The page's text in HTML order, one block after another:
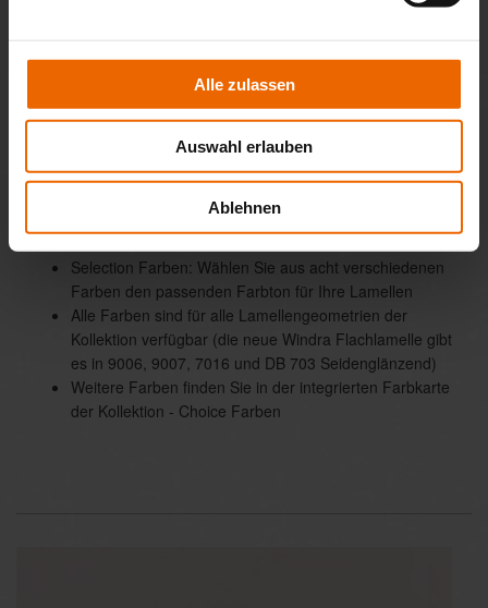
Alle zulassen
Auswahl erlauben
Ablehnen
Kollektion für Außenjalousien
Selection Farben: Wählen Sie aus acht verschiedenen
Farben den passenden Farbton für Ihre Lamellen
Alle Farben sind für alle Lamellengeometrien der
Kollektion verfügbar (die neue Windra Flachlamelle gibt
es in 9006, 9007, 7016 und DB 703 Seidenglänzend)
Weitere Farben finden Sie in der integrierten Farbkarte
der Kollektion - Choice Farben